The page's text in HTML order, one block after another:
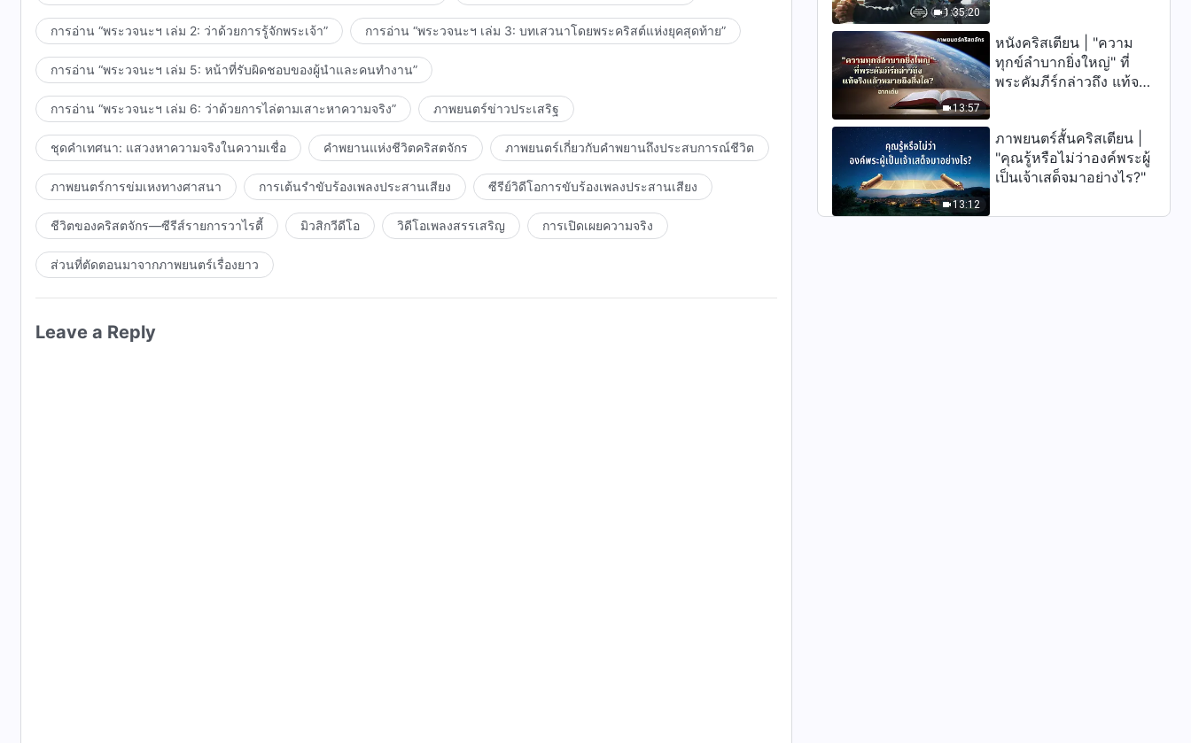
การอ่าน “พระวจนะฯ เล่ม 2: ว่าด้วยการรู้จักพระเจ้า” การอ่าน “พระวจนะฯ เล่ม 3: บทเสวนาโดยพระคริสต์แห่งยุคสุดท้าย”
การอ่าน “พระวจนะฯ เล่ม 5: หน้าที่รับผิดชอบของผู้นำและคนทำงาน”
การอ่าน “พระวจนะฯ เล่ม 6: ว่าด้วยการไล่ตามเสาะหาความจริง” ภาพยนตร์ข่าวประเสริฐ
ชุดคำเทศนา: แสวงหาความจริงในความเชื่อ คำพยานแห่งชีวิตคริสตจักร ภาพยนตร์เกี่ยวกับคำพยานถึงประสบการณ์ชีวิต
ภาพยนตร์การข่มเหงทางศาสนา การเต้นรำขับร้องเพลงประสานเสียง ซีรีย์วิดีโอการขับร้องเพลงประสานเสียง
ชีวิตของคริสตจักร—ซีรีส์รายการวาไรตี้ มิวสิกวีดีโอ วิดีโอเพลงสรรเสริญ การเปิดเผยความจริง
ส่วนที่ตัดตอนมาจากภาพยนตร์เรื่องยาว
Leave a Reply
1:35:20
รอดชีวิตได้อย่างไร?
13:57
หนังคริสเตียน | "ความ
ทุกข์ลำบากยิ่งใหญ่" ที่
พระคัมภีร์กล่าวถึง แท้จริง
13:12
ภาพยนตร์สั้นคริสเตียน |
"คุณรู้หรือไม่ว่าองค์พระผู้
เป็นเจ้าเสด็จมาอย่างไร?"